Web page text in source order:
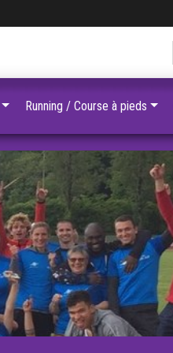
Running / Course à pieds